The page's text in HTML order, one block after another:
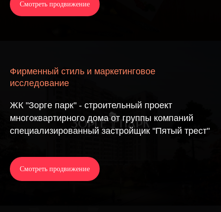
Смотреть продвижение
Фирменный стиль и маркетинговое
исследование
ЖК "Зорге парк" - строительный проект
многоквартирного дома от группы компаний
специализированный застройщик "Пятый трест"
Смотреть продвижение